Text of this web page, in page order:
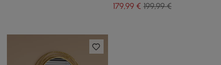
x 800 mm
179,99€ 199,99 €